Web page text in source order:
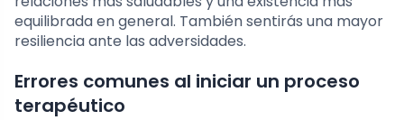
equilibrada en general. También sentirás una mayor
resiliencia ante las adversidades.
Errores comunes al iniciar un proceso
terapéutico